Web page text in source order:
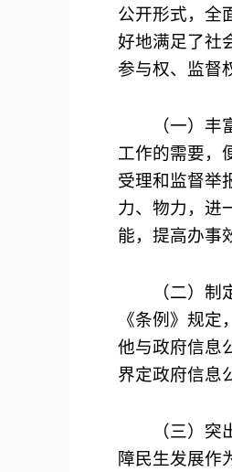
公开形式，全
好地满足了社
参与权、监督
（一）
工作的需要，
受理和监督举
力、物力，进
能，提高办事
（二）
《条例》规
他与政府信息
界定政府信息
（三）
障民生发展作